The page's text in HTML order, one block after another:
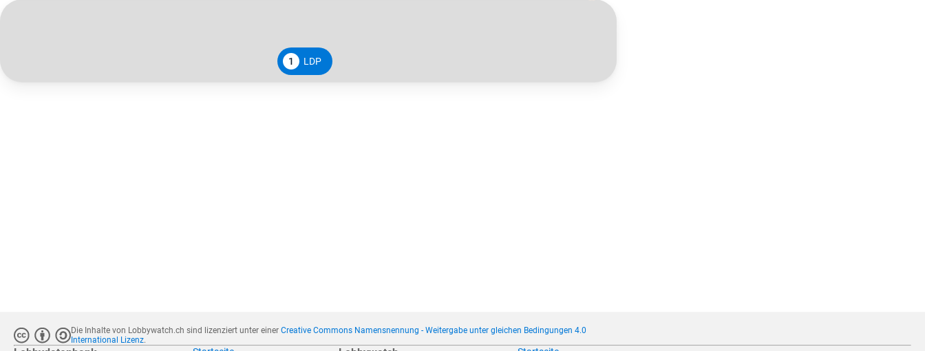
1 LDP
Die Inhalte von Lobbywatch.ch sind lizenziert unter einerCreative Commons Namensnennung - Weitergabe unter gleichen Bedingungen 4.0
International Lizenz.